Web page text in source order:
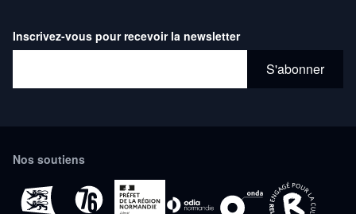
Inscrivez-vous pour recevoir la newsletter
Nos soutiens